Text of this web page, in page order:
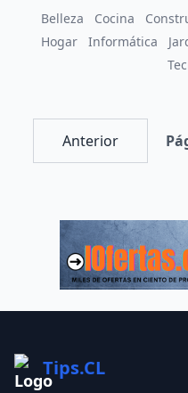
Belleza Cocina
Hogar
Informática
Anterior
Tips.CL